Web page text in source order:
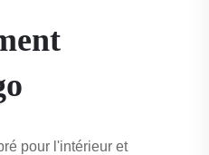
pour l'intérieur et